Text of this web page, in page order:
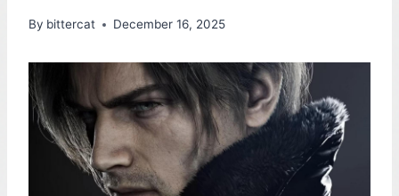
By bittercat December 16, 2025